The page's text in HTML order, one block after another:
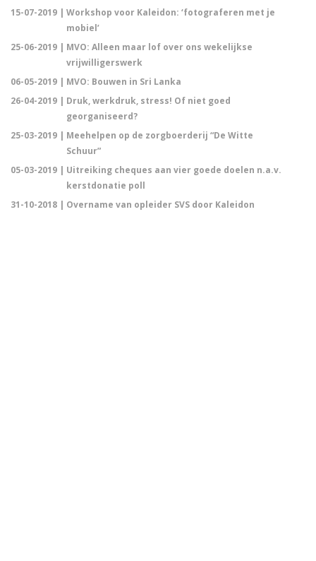
15-07-2019 | Workshop voor Kaleidon: ‘fotograferen met je
mobiel’
25-06-2019 | MVO: Alleen maar lof over ons wekelijkse
vrijwilligerswerk
06-05-2019 | MVO: Bouwen in Sri Lanka
26-04-2019 | Druk, werkdruk, stress! Of niet goed
georganiseerd?
25-03-2019 | Meehelpen op de zorgboerderij “De Witte
Schuur”
05-03-2019 | Uitreiking cheques aan vier goede doelen n.a.v.
kerstdonatie poll
31-10-2018 | Overname van opleider SVS door Kaleidon